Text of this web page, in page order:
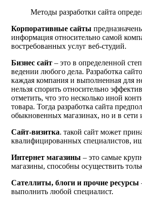
Методы разработки сайта
Корпоративные сайты
информация относительно самой
востребованных услуг веб-студий.
Бизнес сайт – это в определенной
ведении любого дела. Разработка
каждая компания и выполненная для
нельзя спорить относительно
отметить, что это несколько иной
товара. Тогда разработка сайта
обыкновенных магазинах, но и в сети
Cайт-визитка. такой сайт может
квалифицированных специалистов,
Интернет магазины – это самые
магазины, способны осуществить
Сателлиты, блоги и прочие ресурсы
выполнить любой специалист.